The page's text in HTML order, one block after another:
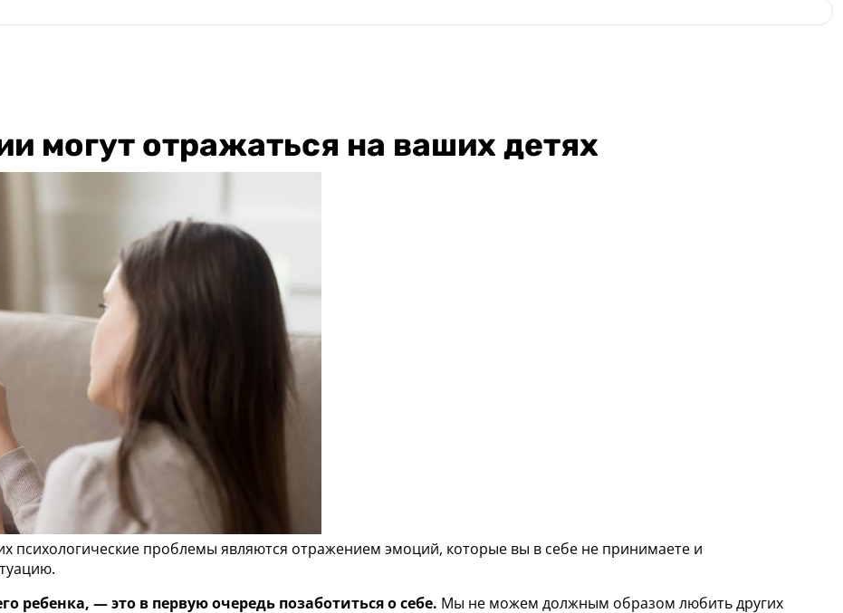
могут отражаться на ваших детях
психологические проблемы являются отражением эмоций, которые вы в себе не принимаете и
ребенка, — это в первую очередь позаботиться о себе. Мы не можем должным образом любить других